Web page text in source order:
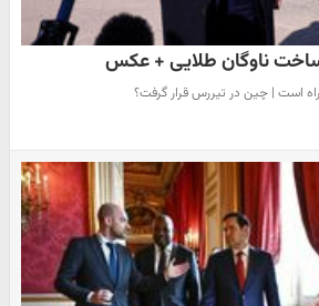
ناوگان طلایی + عکس
است | چین در تیررس قرار گرفت؟